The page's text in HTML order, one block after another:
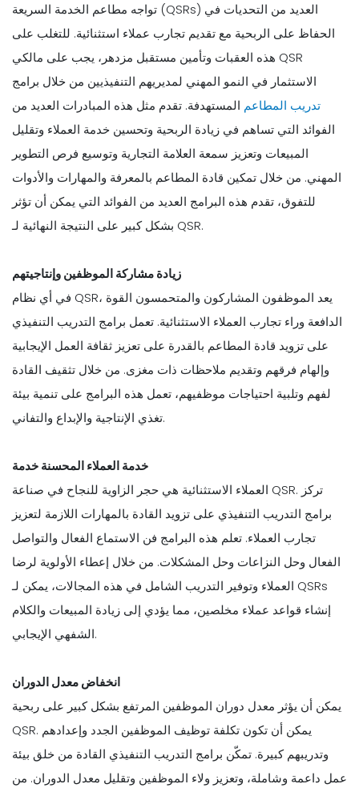
تواجه مطاعم الخدمة السريعة (QSRs) العديد من التحديات في
الحفاظ على الربحية مع تقديم تجارب عملاء استثنائية. للتغلب على
هذه العقبات وتأمين مستقبل مزدهر، يجب على مالكي QSR
الاستثمار في النمو المهني لمديريهم التنفيذيين من خلال برامج
تدريب المطاعم المستهدفة. تقدم مثل هذه المبادرات العديد من
الفوائد التي تساهم في زيادة الربحية وتحسين خدمة العملاء وتقليل
المبيعات وتعزيز سمعة العلامة التجارية وتوسيع فرص التطوير
المهني. من خلال تمكين قادة المطاعم بالمعرفة والمهارات والأدوات
للتفوق، تقدم هذه البرامج العديد من الفوائد التي يمكن أن تؤثر
بشكل كبير على النتيجة النهائية لـ QSR.
زيادة مشاركة الموظفين وإنتاجيتهم
في أي نظام QSR، يعد الموظفون المشاركون والمتحمسون القوة
الدافعة وراء تجارب العملاء الاستثنائية. تعمل برامج التدريب التنفيذي
على تزويد قادة المطاعم بالقدرة على تعزيز ثقافة العمل الإيجابية
وإلهام فرقهم وتقديم ملاحظات ذات مغزى. من خلال تثقيف القادة
لفهم وتلبية احتياجات موظفيهم، تعمل هذه البرامج على تنمية بيئة
تغذي الإنتاجية والإبداع والتفاني.
خدمة العملاء المحسنة خدمة
العملاء الاستثنائية هي حجر الزاوية للنجاح في صناعة QSR. تركز
برامج التدريب التنفيذي على تزويد القادة بالمهارات اللازمة لتعزيز
تجارب العملاء. تعلم هذه البرامج فن الاستماع الفعال والتواصل
الفعال وحل النزاعات وحل المشكلات. من خلال إعطاء الأولوية لرضا
العملاء وتوفير التدريب الشامل في هذه المجالات، يمكن لـ QSRs
إنشاء قواعد عملاء مخلصين، مما يؤدي إلى زيادة المبيعات والكلام
الشفهي الإيجابي.
انخفاض معدل الدوران
يمكن أن يؤثر معدل دوران الموظفين المرتفع بشكل كبير على ربحية
QSR. يمكن أن تكون تكلفة توظيف الموظفين الجدد وإعدادهم
وتدريبهم كبيرة. تمكّن برامج التدريب التنفيذي القادة من خلق بيئة
عمل داعمة وشاملة، وتعزيز ولاء الموظفين وتقليل معدل الدوران. من